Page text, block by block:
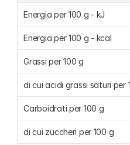
Energia per 100 g - kJ
Energia per 100 g - kcal
Grassi per 100 g
di cui acidi grassi saturi per
Carboidrati per 100 g
di cui zuccheri per 100 g